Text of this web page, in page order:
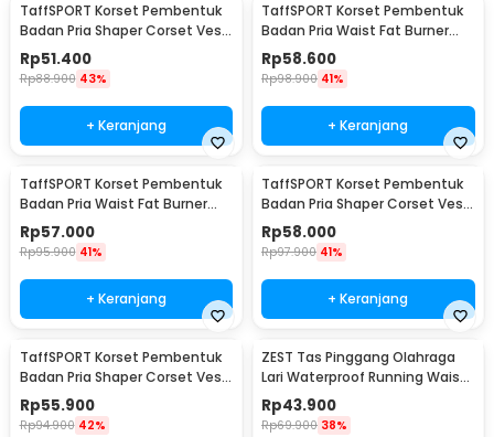
TaffSPORT Korset Pembentuk
Badan Pria Shaper Corset Vest
Single Velcro XL - MWL10
Rp51.400
Rp88.900 43%
+ Keranjang
TaffSPORT Korset Pembentuk
Badan Pria Waist Fat Burner
Double Velcro XL - MWL10
Rp58.600
Rp98.900 41%
+ Keranjang
TaffSPORT Korset Pembentuk
Badan Pria Waist Fat Burner
Double Velcro L - MWL10
Rp57.000
Rp95.900 41%
+ Keranjang
TaffSPORT Korset Pembentuk
Badan Pria Shaper Corset Vest
Single Velcro XXL - MWL10
Rp58.000
Rp97.900 41%
+ Keranjang
TaffSPORT Korset Pembentuk
Badan Pria Shaper Corset Vest
Single Velcro L - MWL10
Rp55.900
Rp94.900 42%
ZEST Tas Pinggang Olahraga
Lari Waterproof Running Waist
Bag - ZE-WP420
Rp43.900
Rp69.900 38%